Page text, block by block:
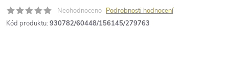
Neohodnoceno Podrobnosti hodnocení
Kód produktu: 930782/60448/156145/279763